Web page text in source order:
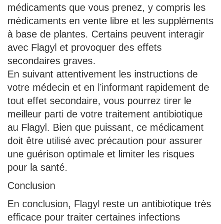
médicaments que vous prenez, y compris les
médicaments en vente libre et les suppléments
à base de plantes. Certains peuvent interagir
avec Flagyl et provoquer des effets
secondaires graves.
En suivant attentivement les instructions de
votre médecin et en l’informant rapidement de
tout effet secondaire, vous pourrez tirer le
meilleur parti de votre traitement antibiotique
au Flagyl. Bien que puissant, ce médicament
doit être utilisé avec précaution pour assurer
une guérison optimale et limiter les risques
pour la santé.
Conclusion
En conclusion, Flagyl reste un antibiotique très
efficace pour traiter certaines infections